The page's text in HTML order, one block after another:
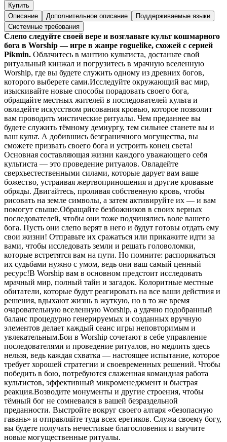
Купить
Описание
Дополнительное описание
Поддерживаемые языки
Системные требования
Слепо следуйте своей вере и возглавьте культ кошмарного
бога в Worship — игре в жанре roguelike, схожей с серией
Pikmin. Облачитесь в мантию культиста, достаньте свой
ритуальный кинжал и погрузитесь в мрачную вселенную
Worship, где вы будете служить одному из древних богов,
которого выберете сами.Исследуйте окружающий вас мир,
изыскивайте новые способы порадовать своего бога,
обращайте местных жителей в последователей культа и
овладейте искусством рисования кровью, которое позволит
вам проводить мистические ритуалы. Чем преданнее вы
будете служить тёмному демиургу, тем сильнее станете вы и
ваш культ. А добившись безграничного могущества, вы
сможете призвать своего бога и устроить конец света!
Основная составляющая жизни каждого уважающего себя
культиста — это проведение ритуалов. Овладейте
сверхъестественными силами, которые дарует вам ваше
божество, устраивая жертвоприношения и другие кровавые
обряды. Двигайтесь, проливая собственную кровь, чтобы
рисовать на земле символы, а затем активируйте их — и вам
помогут свыше.Обращайте безбожников в своих верных
последователей, чтобы они тоже подчинялись воле вашего
бога. Пусть они слепо верят в него и будут готовы отдать ему
свои жизни! Отправьте их сражаться или прикажите идти за
вами, чтобы исследовать земли и решать головоломки,
которые встретятся вам на пути. Но помните: распоряжаться
их судьбами нужно с умом, ведь они ваш самый ценный
ресурс!В Worship вам в основном предстоит исследовать
мрачный мир, полный тайн и загадок. Колоритные местные
обитатели, которые будут реагировать на все ваши действия и
решения, вдыхают жизнь в жуткую, но в то же время
очаровательную вселенную Worship, а удачно подобранный
баланс процедурно генерируемых и созданных вручную
элементов делает каждый сеанс игры неповторимым и
увлекательным.Бои в Worship сочетают в себе управление
последователями и проведение ритуалов, но медлить здесь
нельзя, ведь каждая схватка — настоящее испытание, которое
требует хорошей стратегии и своевременных решений. Чтобы
победить в бою, потребуются слаженная командная работа
культистов, эффективный микроменеджмент и быстрая
реакция.Возводите монументы и другие строения, чтобы
тёмный бог не сомневался в вашей безраздельной
преданности. Выстройте вокруг своего алтаря «безопасную
гавань» и отправляйте туда всех еретиков. Служа своему богу,
вы будете получать нечестивые благословения и выучите
новые могущественные ритуалы.